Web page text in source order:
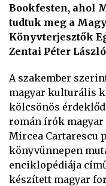
Bookfesten, ahol
tudtuk meg a
Könyvterjesztők
Zentai Péter
A szakember
magyar kulturális
kölcsönös
román írók
Mircea Cartarescu
könyvünnepen
enciklopédiája
készített magyar